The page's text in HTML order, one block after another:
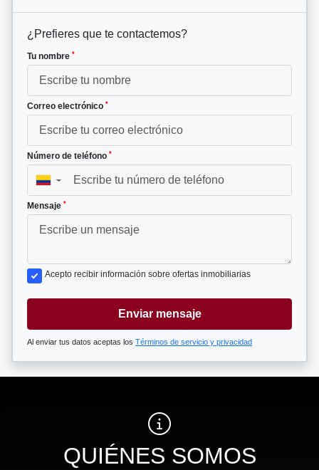
¿Prefieres que te contactemos?
Tu nombre *
Correo electrónico *
Número de teléfono *
▼
Mensaje *
Acepto recibir información sobre ofertas inmobiliarias
Enviar mensaje
Al enviar tus datos aceptas los Términos de servicio y privacidad
QUIÉNES SOMOS